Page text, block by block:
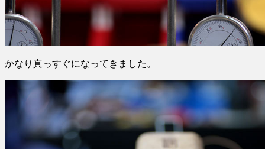
かなり真っすぐになってきました。